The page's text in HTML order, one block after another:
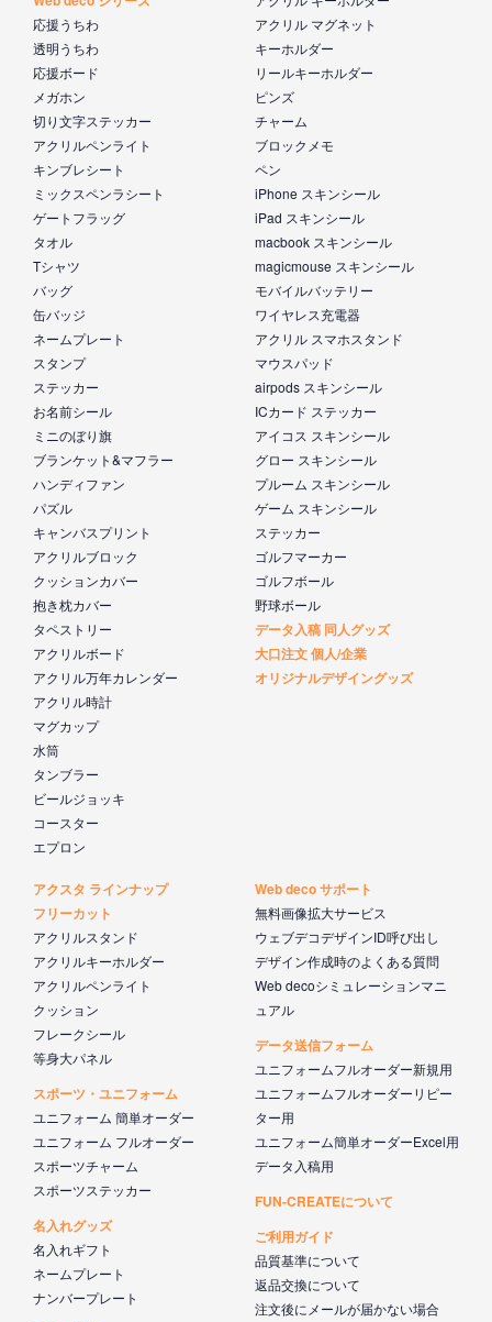
応援うちわ
透明うちわ
応援ボード
メガホン
切り文字ステッカー
アクリルペンライト
キンブレシート
ミックスペンラシート
ゲートフラッグ
タオル
Tシャツ
バッグ
缶バッジ
ネームプレート
スタンプ
ステッカー
お名前シール
ミニのぼり旗
ブランケット&マフラー
ハンディファン
パズル
キャンバスプリント
アクリルブロック
クッションカバー
抱き枕カバー
タペストリー
アクリルボード
アクリル万年カレンダー
アクリル時計
マグカップ
水筒
タンブラー
ビールジョッキ
コースター
エプロン
アクリル マグネット
キーホルダー
リールキーホルダー
ピンズ
チャーム
ブロックメモ
ペン
iPhone スキンシール
iPad スキンシール
macbook スキンシール
magicmouse スキンシール
モバイルバッテリー
ワイヤレス充電器
アクリル スマホスタンド
マウスパッド
airpods スキンシール
ICカード ステッカー
アイコス スキンシール
グロー スキンシール
プルーム スキンシール
ゲーム スキンシール
ステッカー
ゴルフマーカー
ゴルフボール
野球ボール
データ入稿 同人グッズ
大口注文 個人/企業
オリジナルデザイングッズ
アクスタ ラインナップ
フリーカット
アクリルスタンド
アクリルキーホルダー
アクリルペンライト
クッション
フレークシール
等身大パネル
スポーツ・ユニフォーム
ユニフォーム 簡単オーダー
ユニフォーム フルオーダー
スポーツチャーム
スポーツステッカー
名入れグッズ
名入れギフト
ネームプレート
ナンバープレート
Web deco サポート
無料画像拡大サービス
ウェブデコデザインID呼び出し
デザイン作成時のよくある質問
Web decoシミュレーションマニ
ュアル
データ送信フォーム
ユニフォームフルオーダー新規用
ユニフォームフルオーダーリピー
ター用
ユニフォーム簡単オーダーExcel用
データ入稿用
FUN-CREATEについて
ご利用ガイド
品質基準について
返品交換について
注文後にメールが届かない場合